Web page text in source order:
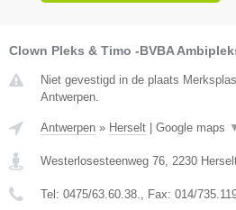
Clown Pleks & Timo -BVBA
Niet gevestigd in de plaats
Antwerpen.
Antwerpen » Herselt | Google maps
Westerlosesteenweg 76 2230
Tel: 0475/63.60.38. , Fax: 014/